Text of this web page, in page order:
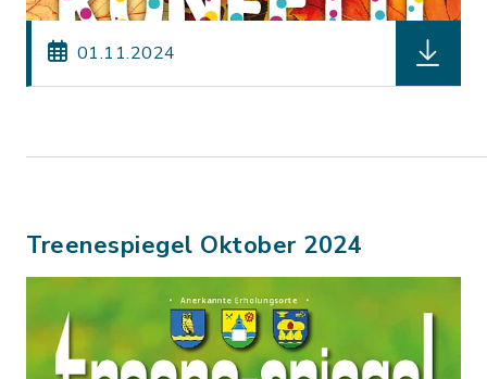
01.11.2024
Treenespiegel Oktober 2024